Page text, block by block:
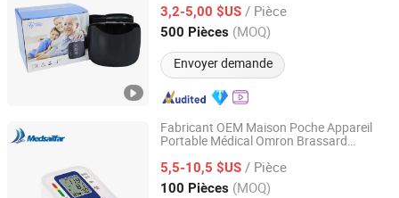
3,2-5,00 $US / Pièce
500 Pièces (MOQ)
Envoyer demande
Zhejiang, China Depuis 2019
Fabricant OEM Maison Poche Appareil
Portable Médical Omron Brassard
5,5-10,5 $US / Pièce
100 Pièces (MOQ)
Shanghai Globillionwin Industry and Trade Co., Ltd.
Shanghai, China Depuis 2025